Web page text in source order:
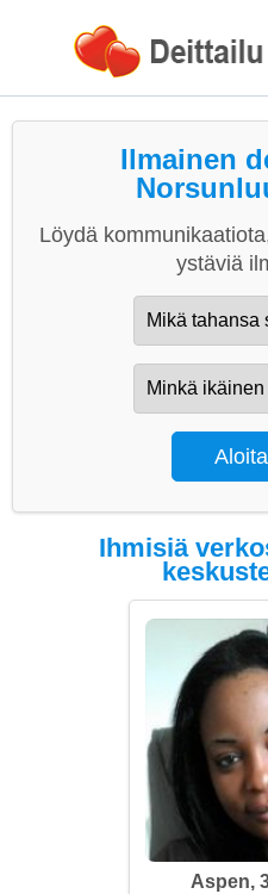
Ilmainen
Löydä
ystäviä
Ihmisiä
Aspen,